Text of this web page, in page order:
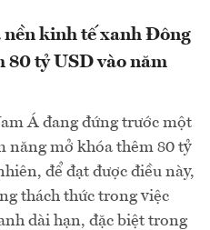
nền kinh tế xanh Đông
tỷ USD vào năm
Á đang đứng trước một
năng mở khóa thêm 80 tỷ
để đạt được điều này,
thách thức trong việc
dài hạn, đặc biệt trong